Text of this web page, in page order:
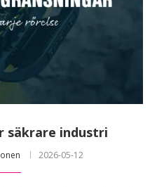
säkrare industri
2026-05-12